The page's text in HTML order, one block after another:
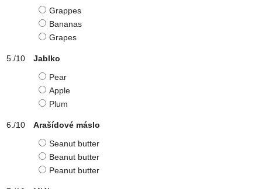
Grappes
Bananas
Grapes
Jablko
Pear
Apple
Plum
Arašídové máslo
Seanut butter
Beanut butter
Peanut butter